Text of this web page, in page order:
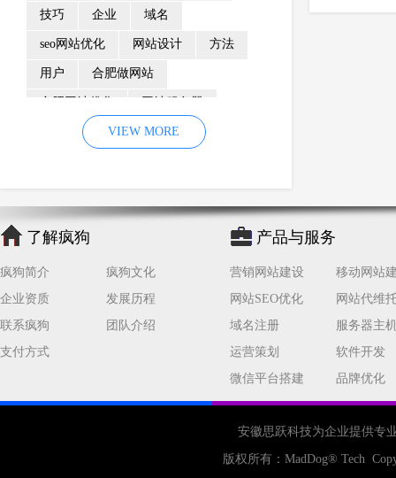
技巧 企业 域名
seo网站优化 网站设计 方法
用户 合肥做网站
优化 网站降权
企业网站建设 效果 页面
网络营销 因素 网络公司
网站流量
百度优化 网站收录
网站seo 专业
VIEW MORE
了解疯狗
疯狗简介
疯狗文化
企业资质
发展历程
联系疯狗
团队介绍
支付方式
产品与服务
营销网站建设
移动网站
网站SEO优化
网站代维
域名注册
服务器主
运营策划
软件开发
微信平台搭建
品牌优化
安徽思跃科技为企业提供专
版权所有： MadDog® Tech